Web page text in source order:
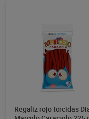
Regaliz rojo torcidas